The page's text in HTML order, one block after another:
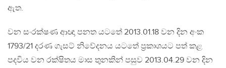
ඇත.
වන සංරක්ෂණ ආඥා පනත යටතේ 2013.01.18 වන දින අංක
1793/21 දරණ ගැසට් නිවේදනය යටතේ ප‍්‍රකාශයට පත් කළ
පදවිය වන රක්ෂිතය මාස තුනකින් පසුව 2013.04.29 වන දින